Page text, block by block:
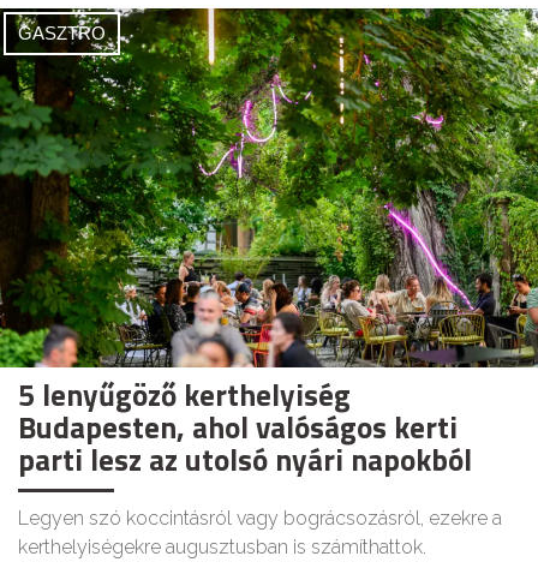
GASZTRO
5 lenyűgöző kerthelyiség
Budapesten, ahol valóságos kerti
parti lesz az utolsó nyári napokból
Legyen szó koccintásról vagy bográcsozásról, ezekre a
kerthelyiségekre augusztusban is számíthattok.